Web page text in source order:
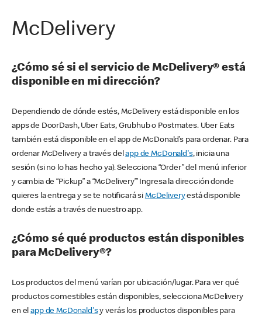
McDelivery
¿Cómo sé si el servicio de McDelivery® está
disponible en mi dirección?
Dependiendo de dónde estés, McDelivery está disponible en los
apps de DoorDash, Uber Eats, Grubhub o Postmates. Uber Eats
también está disponible en el app de McDonald’s para ordenar. Para
ordenar McDelivery a través delapp de McDonald's, inicia una
sesión (si no lo has hecho ya). Selecciona “Order” del menú inferior
y cambia de “Pickup” a “McDelivery’” Ingresa la dirección donde
quieres la entrega y se te notificará si McDeliveryestá disponible
donde estás a través de nuestro app.
¿Cómo sé qué productos están disponibles
para McDelivery®?
Los productos del menú varían por ubicación/lugar. Para ver qué
productos comestibles están disponibles, selecciona McDelivery
en elapp de McDonald'sy verás los productos disponibles para